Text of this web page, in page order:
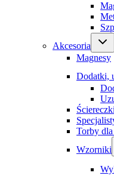
Akcesoria
Magnesy
Dodatki,
Ściereczki
Torby
Wzorniki